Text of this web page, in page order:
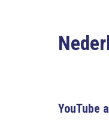
YouTube